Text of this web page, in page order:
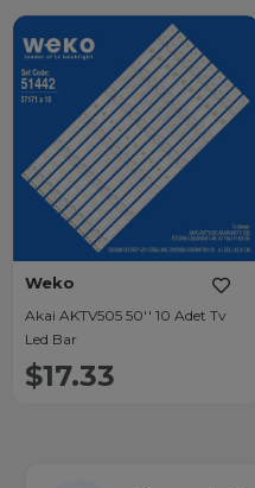
Weko
Akai AKTV505 50'' 10 Adet Tv
Led Bar
$17.33